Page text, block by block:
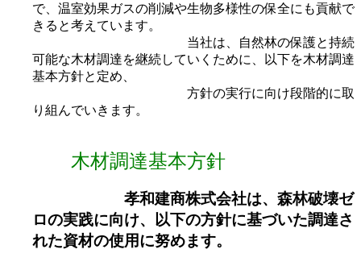
で、温室効果ガスの削減や生物多様性の保全にも貢献で
きると考えています。
当社は、自然林の保護と持続
可能な木材調達を継続していくために、以下を木材調達
基本方針と定め、
方針の実行に向け段階的に取
り組んでいきます。
木材調達基本方針
孝和建商株式会社は、森林破壊ゼ
ロの実践に向け、以下の方針に基づいた調達さ
れた資材の使用に努めます。